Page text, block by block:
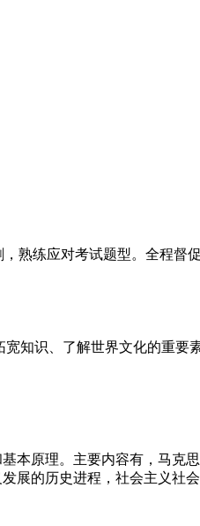
熟练应对考试题型。全程督
知识、了解世界文化的重
本原理。主要内容有，马克
展的历史进程，社会主义社